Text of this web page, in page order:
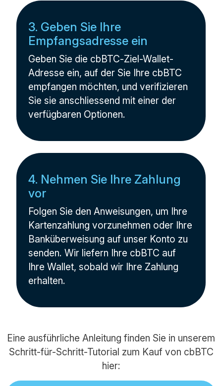
3. Geben Sie Ihre
Empfangsadresse ein
Geben Sie die cbBTC-Ziel-Wallet-
Adresse ein, auf der Sie Ihre cbBTC
empfangen möchten, und verifizieren
Sie sie anschliessend mit einer der
verfügbaren Optionen.
4. Nehmen Sie Ihre Zahlung
vor
Folgen Sie den Anweisungen, um Ihre
Kartenzahlung vorzunehmen oder Ihre
Banküberweisung auf unser Konto zu
senden. Wir liefern Ihre cbBTC auf
Ihre Wallet, sobald wir Ihre Zahlung
erhalten.
Eine ausführliche Anleitung finden Sie in unserem
Schritt-für-Schritt-Tutorial zum Kauf von cbBTC
hier: